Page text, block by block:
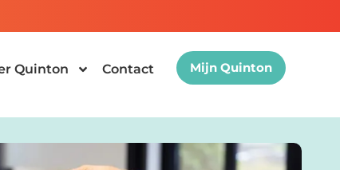
Quinton Contact Mijn Quinton